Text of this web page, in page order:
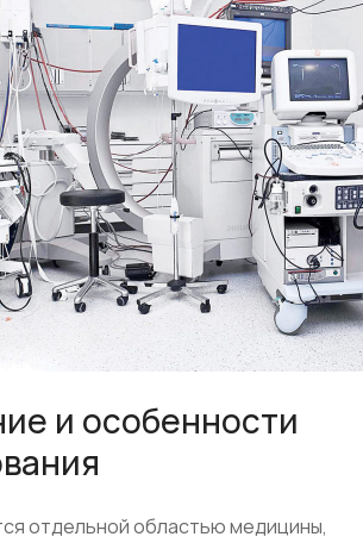
и особенности
отдельной областью медицины,